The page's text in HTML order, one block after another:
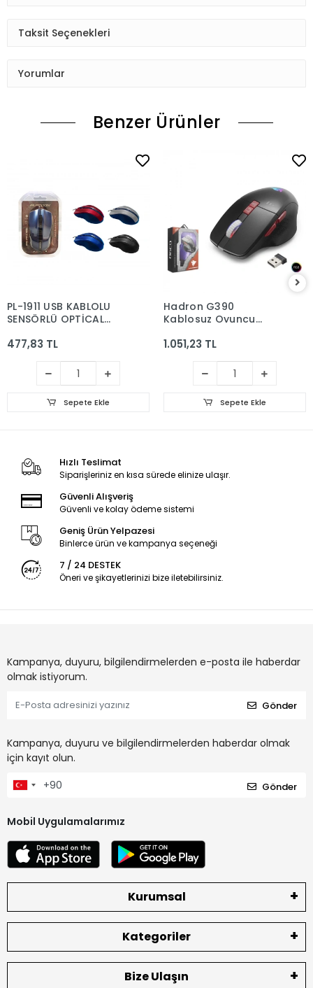
Taksit Seçenekleri
Yorumlar
Benzer Ürünler
PL-1911 USB KABLOLU
SENSÖRLÜ OPTİCAL
477,83 TL
Sepete Ekle
Hadron G390
Kablosuz Oyuncu
Şarjlı Göstergeli Rgb
1.051,23 TL
Sepete Ekle
Hızlı Teslimat
Siparişleriniz en kısa sürede elinize ulaşır.
Güvenli Alışveriş
Güvenli ve kolay ödeme sistemi
Geniş Ürün Yelpazesi
Binlerce ürün ve kampanya seçeneği
7 / 24 DESTEK
Öneri ve şikayetlerinizi bize iletebilirsiniz.
Kampanya, duyuru, bilgilendirmelerden e-posta ile haberdar
olmak istiyorum.
Gönder
Kampanya, duyuru ve bilgilendirmelerden haberdar olmak
için kayıt olun.
Gönder
Mobil Uygulamalarımız
Kurumsal
Kategoriler
Bize Ulaşın